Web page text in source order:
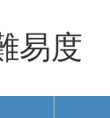
易度